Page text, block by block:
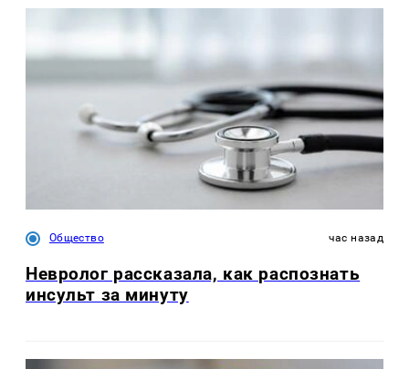
Общество час назад
Невролог рассказала, как распознать
инсульт за минуту